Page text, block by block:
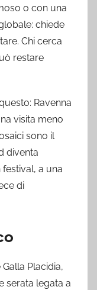
o con una
chiede
Chi cerca
restare
Ravenna
visita meno
sono il
diventa
a una
di
Placidia,
serata legata a